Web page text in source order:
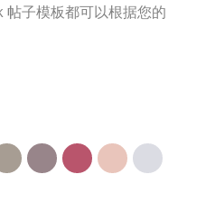
帖子模板都可以根据您的